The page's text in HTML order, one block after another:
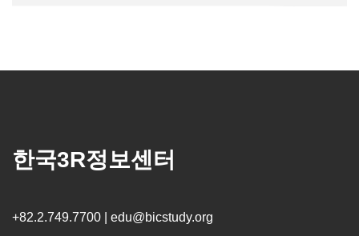
한국3R정보센터
+82.2.749.7700 | edu@bicstudy.org